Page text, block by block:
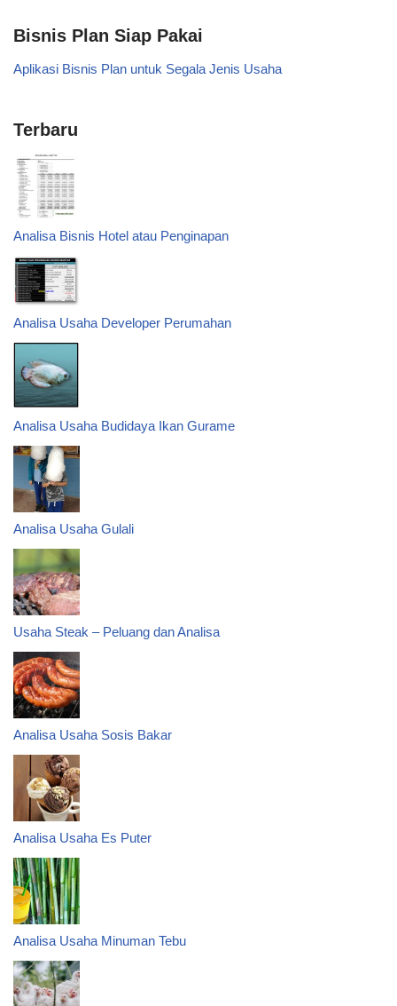
Bisnis Plan Siap Pakai
Aplikasi Bisnis Plan untuk Segala Jenis Usaha
Terbaru
Analisa Bisnis Hotel atau Penginapan
Analisa Usaha Developer Perumahan
Analisa Usaha Budidaya Ikan Gurame
Analisa Usaha Gulali
Usaha Steak – Peluang dan Analisa
Analisa Usaha Sosis Bakar
Analisa Usaha Es Puter
Analisa Usaha Minuman Tebu